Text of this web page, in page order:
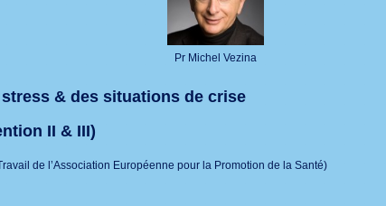
Pr Michel Vezina
& des situations de crise
II & III)
de l’Association Européenne pour la Promotion de la Santé)